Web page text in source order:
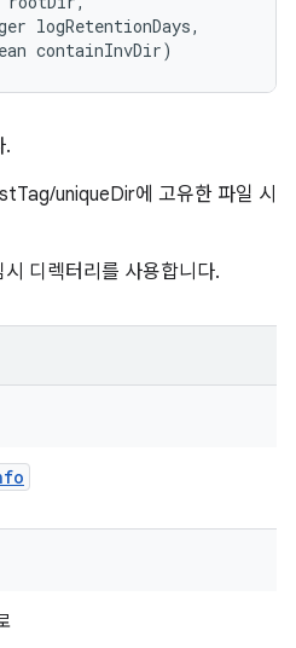
logRetentionDays,
containInvDir)
.
uniqueDir에 고유한 파일 시
디렉터리를 사용합니다.